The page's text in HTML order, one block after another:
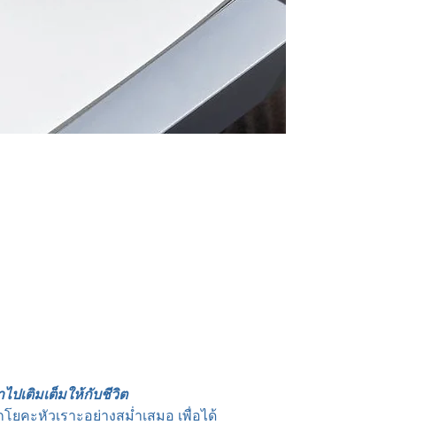
ปเติมเต็มให้กับชีวิต
คะหัวเราะอย่างสม่ำเสมอ เพื่อได้